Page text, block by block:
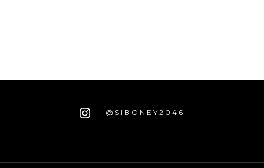
@SIBONEY2046